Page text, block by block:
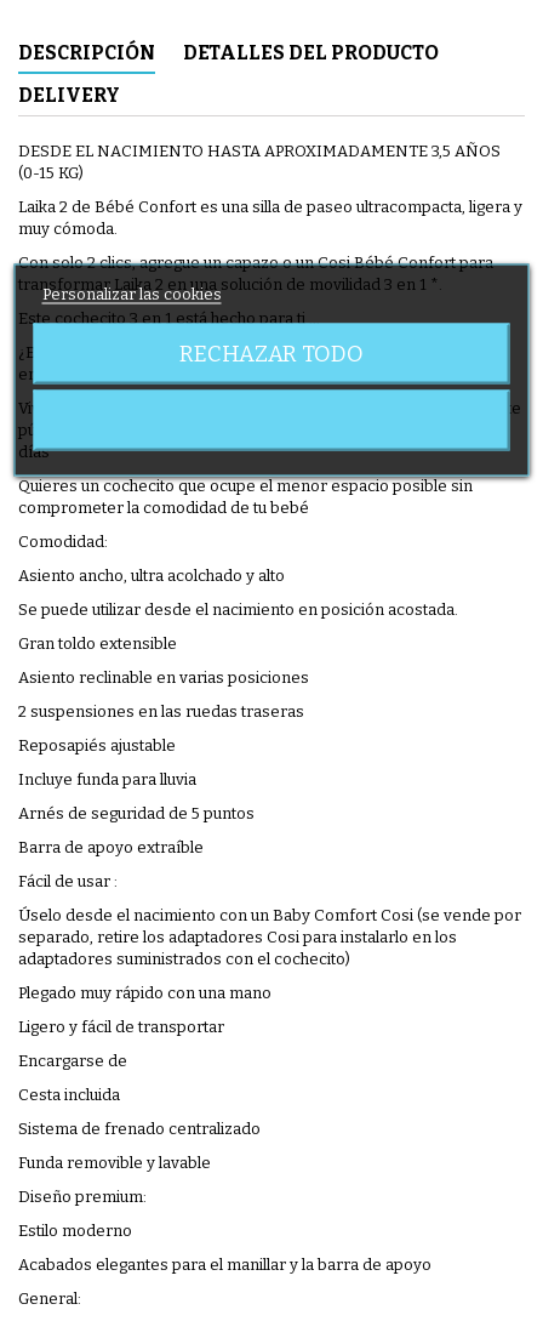
DESCRIPCIÓN
DETALLES DEL PRODUCTO
DELIVERY
DESDE EL NACIMIENTO HASTA APROXIMADAMENTE 3,5 AÑOS
(0-15 KG)
Laika 2 de Bébé Confort es una silla de paseo ultracompacta, ligera y
muy cómoda.
Con solo 2 clics, agregue un capazo o un Cosi Bébé Confort para
transformar Laika 2 en una solución de movilidad 3 en 1 *.
Este cochecito 3 en 1 está hecho para ti ...
¿Estás buscando un cochecito ultracompacto, ligero, manejable y
envolvente para tu bebé?
Vive en el centro de una gran área metropolitana y usa el transporte
público, sube escaleras o camina por aceras estrechas todos los
días
Quieres un cochecito que ocupe el menor espacio posible sin
comprometer la comodidad de tu bebé
Comodidad:
Asiento ancho, ultra acolchado y alto
Se puede utilizar desde el nacimiento en posición acostada.
Gran toldo extensible
Asiento reclinable en varias posiciones
2 suspensiones en las ruedas traseras
Reposapiés ajustable
Incluye funda para lluvia
Arnés de seguridad de 5 puntos
Barra de apoyo extraíble
Fácil de usar :
Úselo desde el nacimiento con un Baby Comfort Cosi (se vende por
separado, retire los adaptadores Cosi para instalarlo en los
adaptadores suministrados con el cochecito)
Plegado muy rápido con una mano
Ligero y fácil de transportar
Encargarse de
Cesta incluida
Sistema de frenado centralizado
Funda removible y lavable
Diseño premium:
Estilo moderno
Acabados elegantes para el manillar y la barra de apoyo
General:
Personalizar las cookies
RECHAZAR TODO